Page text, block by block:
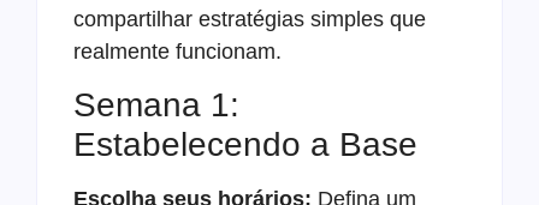
compartilhar estratégias simples que
realmente funcionam.
Semana 1:
Estabelecendo a Base
Escolha seus horários: Defina um